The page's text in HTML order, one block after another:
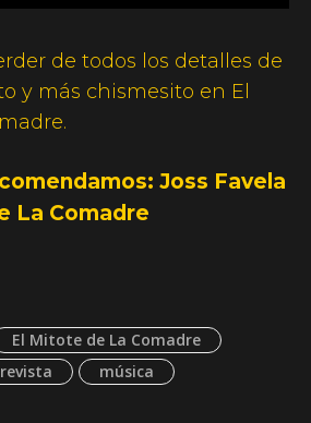
de todos los detalles de
y más chismesito en El
Joss Favela
La Comadre
El Mitote de La Comadre
música